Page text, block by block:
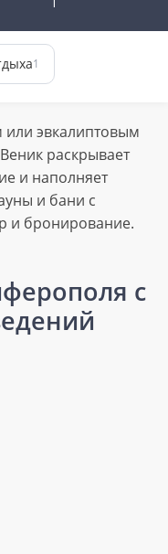
1
эвкалиптовым
раскрывает
и наполняет
и бани с
и бронирование.
с